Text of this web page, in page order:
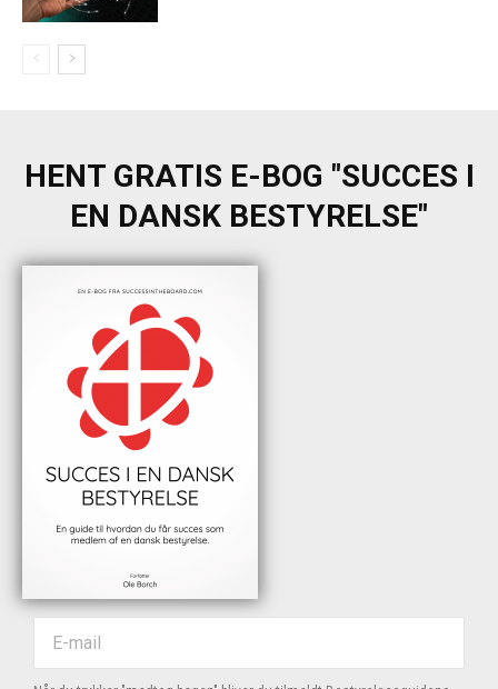
HENT GRATIS E-BOG "SUCCES I
EN DANSK BESTYRELSE"